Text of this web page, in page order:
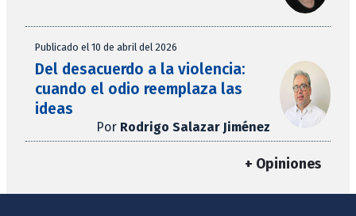
Publicado el 10 de abril del 2026
Del desacuerdo a la violencia:
cuando el odio reemplaza las
ideas
Por Rodrigo Salazar Jiménez
+ Opiniones